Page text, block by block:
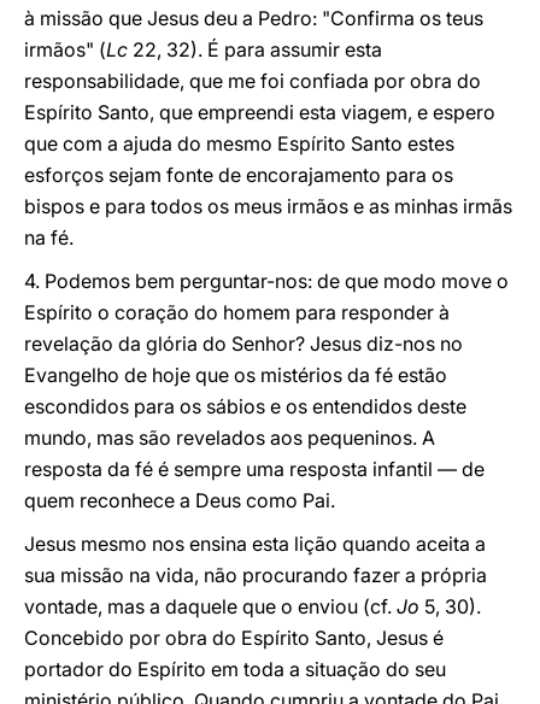
à missão que Jesus deu a Pedro: "Confirma os teus
irmãos" (Lc 22, 32). É para assumir esta
responsabilidade, que me foi confiada por obra do
Espírito Santo, que empreendi esta viagem, e espero
que com a ajuda do mesmo Espírito Santo estes
esforços sejam fonte de encorajamento para os
bispos e para todos os meus irmãos e as minhas irmãs
na fé.
4. Podemos bem perguntar-nos: de que modo move o
Espírito o coração do homem para responder à
revelação da glória do Senhor? Jesus diz-nos no
Evangelho de hoje que os mistérios da fé estão
escondidos para os sábios e os entendidos deste
mundo, mas são revelados aos pequeninos. A
resposta da fé é sempre uma resposta infantil — de
quem reconhece a Deus como Pai.
Jesus mesmo nos ensina esta lição quando aceita a
sua missão na vida, não procurando fazer a própria
vontade, mas a daquele que o enviou (cf. Jo 5, 30).
Concebido por obra do Espírito Santo, Jesus é
portador do Espírito em toda a situação do seu